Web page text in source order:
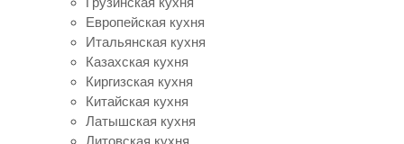
Европейская кухня
Итальянская кухня
Казахская кухня
Киргизская кухня
Китайская кухня
Латышская кухня
Литовская кухня